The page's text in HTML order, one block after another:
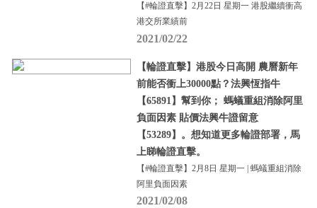
【#輪證直擊】2月22日 星期一 港股繼續衝高
港交所業績前
2021/02/22
【輪證直擊】港股今日高開 農曆新年
前能否衝上30000點？法興恆指牛
【65891】幫到你； 螞蟻重組消除阿里
負面因素 貼價法興牛證留意
【53289】。想知道更多輪證部署，馬
上睇輪證直擊。
【#輪證直擊】2月8日 星期一 | 螞蟻重組消除
阿里負面因素
2021/02/08